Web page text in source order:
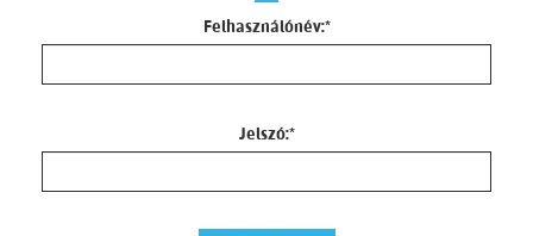
Felhasználónév:*
Jelszó:*